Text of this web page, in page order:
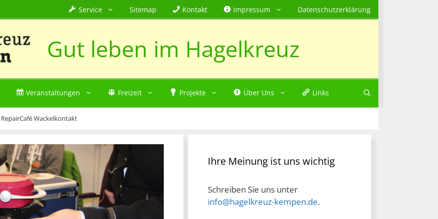
Service Sitemap Kontakt Impressum Datenschutzerklärung
Gut leben im Hagelkreuz
Veranstaltungen Freizeit Projekte Über Uns Links
RepairCafé Wackelkontakt
Ihre Meinung ist uns wichtig
Schreiben Sie uns unter
info@hagelkreuz-kempen.de.